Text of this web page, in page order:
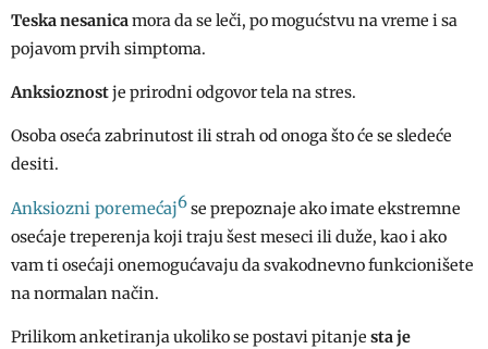
Teska nesanica mora da se leči, po mogućstvu na vreme i sa
pojavom prvih simptoma.
Anksioznostje prirodni odgovor tela na stres.
Osoba oseća zabrinutost ili strah od onoga što će se sledeće
desiti.
Anksiozni poremećaj6se prepoznaje ako imate ekstremne
osećaje treperenja koji traju šest meseci ili duže, kao i ako
vam ti osećaji onemogućavaju da svakodnevno funkcionišete
na normalan način.
Prilikom anketiranja ukoliko se postavi pitanje sta je